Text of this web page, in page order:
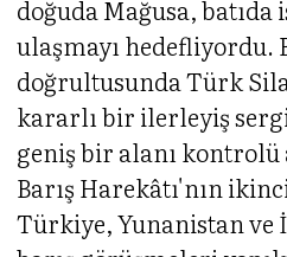
doğuda Mağusa, batıda
ulaşmayı hedefliyordu.
doğrultusunda Türk
kararlı bir ilerleyiş
geniş bir alanı kontrolü
Barış Harekâtı'nın
Türkiye, Yunanistan ve